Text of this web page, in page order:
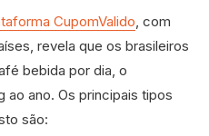
CupomValido , com
revela que os brasileiros
bebida por dia, o
ao ano. Os principais tipos
são: